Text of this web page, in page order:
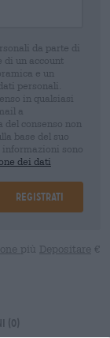
da parte di
di un account
e un
personali.
in qualsiasi
a
del consenso non
base del suo
informazioni sono
dei dati
Registrati
più Depositare €
(0)